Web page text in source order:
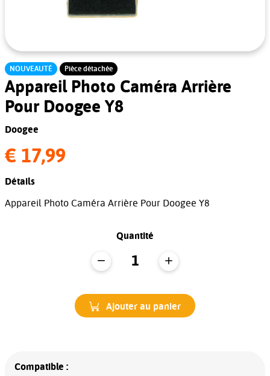
NOUVEAUTÉ Pièce détachée
Appareil Photo Caméra Arrière
Pour Doogee Y8
Doogee
€ 17,99
Détails
Appareil Photo Caméra Arrière Pour Doogee Y8
Quantité
Ajouter au panier
Compatible :